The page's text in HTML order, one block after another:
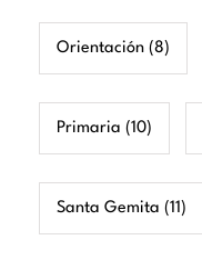
Orientación (8)
Primaria (10)
Santa Gemita (11)